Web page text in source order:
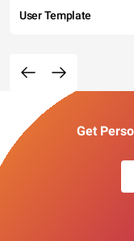
User Template
Get